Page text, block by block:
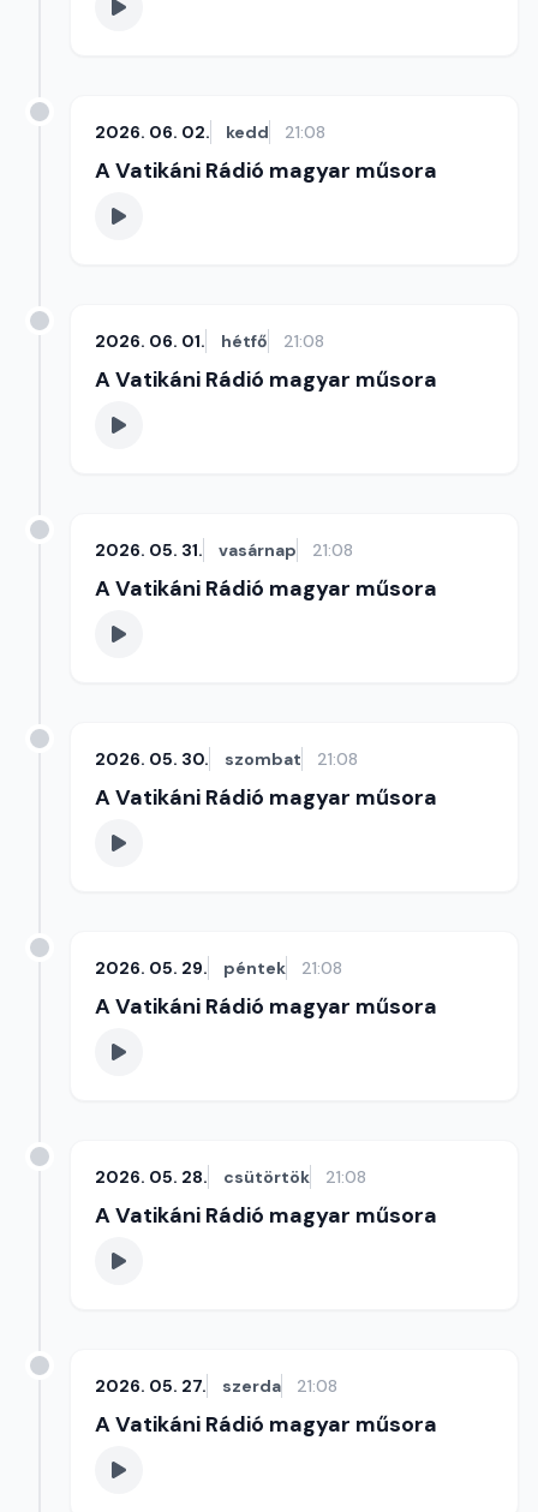
2026. 06. 02. kedd 21:08
A Vatikáni Rádió magyar műsora
2026. 06. 01. hétfő 21:08
A Vatikáni Rádió magyar műsora
2026. 05. 31. vasárnap 21:08
A Vatikáni Rádió magyar műsora
2026. 05. 30. szombat 21:08
A Vatikáni Rádió magyar műsora
2026. 05. 29. péntek 21:08
A Vatikáni Rádió magyar műsora
2026. 05. 28. csütörtök 21:08
A Vatikáni Rádió magyar műsora
2026. 05. 27. szerda 21:08
A Vatikáni Rádió magyar műsora